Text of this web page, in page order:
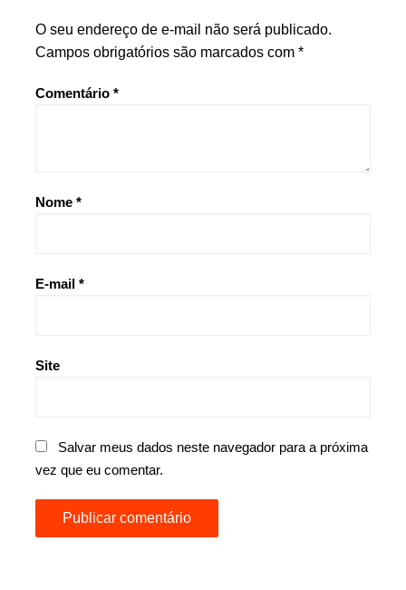
O seu endereço de e-mail não será publicado.
Campos obrigatórios são marcados com *
Comentário *
Nome *
E-mail *
Site
Salvar meus dados neste navegador para a próxima
vez que eu comentar.